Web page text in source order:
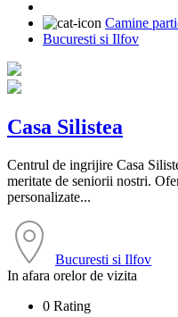
Camine
Bucuresti si Ilfov
Casa Silistea
Centrul de ingrijire Casa
meritate de seniorii nostri.
personalizate...
Bucuresti si Ilfov
In afara orelor de vizita
0 Rating